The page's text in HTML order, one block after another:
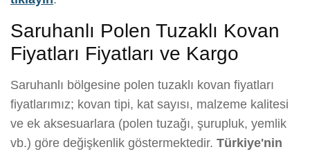
Saruhanlı Polen Tuzaklı Kovan
Fiyatları Fiyatları ve Kargo
Saruhanlı bölgesine polen tuzaklı kovan fiyatları
fiyatlarımız; kovan tipi, kat sayısı, malzeme kalitesi
ve ek aksesuarlara (polen tuzağı, şurupluk, yemlik
vb.) göre değişkenlik göstermektedir. Türkiye'nin